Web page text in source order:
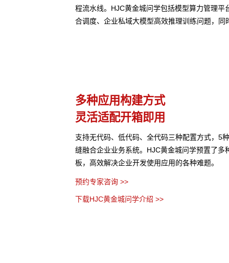
程流水线。HJC黄金城问学包括模型算力管理
合调度、企业私域大模型高效推理训练问题，
多种应用构建方式
灵活适配开箱即用
支持无代码、低代码、全代码三种配置方式，5
缝融合企业业务系统。HJC黄金城问学预置了多
板，高效解决企业开发使用应用的各种难题。
预约专家咨询 >>
下载HJC黄金城问学介绍 >>